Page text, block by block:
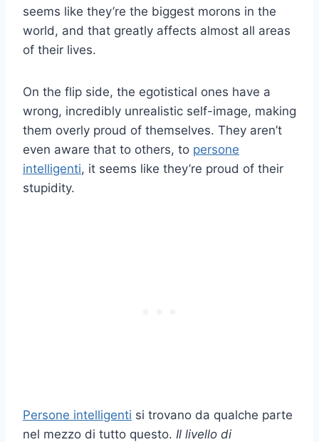
seems like they’re the biggest morons in the
world, and that greatly affects almost all areas
of their lives.
On the flip side, the egotistical ones have a
wrong, incredibly unrealistic self-image, making
them overly proud of themselves. They aren’t
even aware that to others, to persone
intelligenti, it seems like they’re proud of their
stupidity.
Persone intelligenti si trovano da qualche parte
nel mezzo di tutto questo. Il livello di